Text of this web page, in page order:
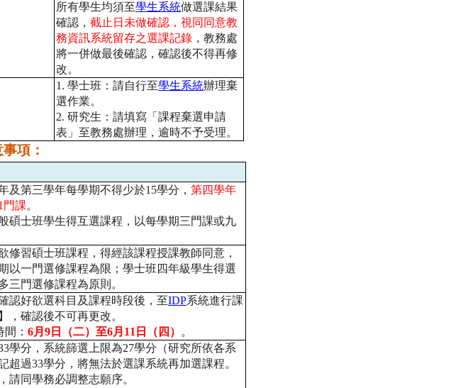
所有學生均須至學生系統做選課結果
確認， 截止日未做確認， 視同同意教
務資訊系統留存之選課記錄 ，教務處
將一併做最後確認， 確認後不得再修
改。
1. 學士班：請自行至學生系統辦理棄
選作業。
2. 研究生：請填寫「課程棄選申請
表」至教務處辦理，逾時不予受理。
項：
及第三學年每學期不得少於15學分， 第四學年
門課。
碩士班學生得互選課程， 以每學期三門課或九
修習碩士班課程， 得經該課程授課教師同意，
以一門選修課程為限；學士班四年級學生得選
三門選修課程為原則。
認好欲選科目及課程時段後，至IDP系統進行課
，確認後不可再更改。
： 6月 9 日（二）至6月 11 日（ 四） 。
學分，系統篩選上限為27學分（研究所依各系
超過33學分， 將無法於選課系統再加選課程。
請同學務必調整志願序。